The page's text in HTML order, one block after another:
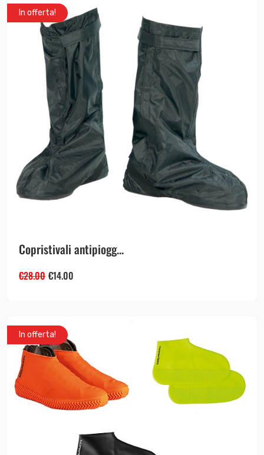
In offerta!
Copristivali antipiogg...
€28.00 €14.00
In offerta!